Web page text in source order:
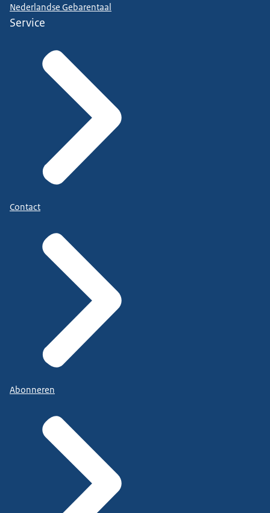
Nederlandse Gebarentaal
Service
Contact
Abonneren